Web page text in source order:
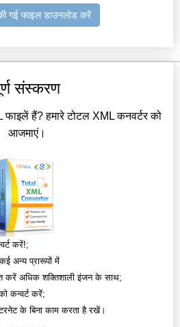
गई फाइल डाउनलोड करें
संस्करण
हैं? हमारे टोटल XML कनवर्टर को
आजमाएं।
करें!;
अन्य प्रारूपों में
करें अधिक शक्तिशाली इंजन के साथ;
कन्वर्ट करें;
के बिना काम करता है रखें।